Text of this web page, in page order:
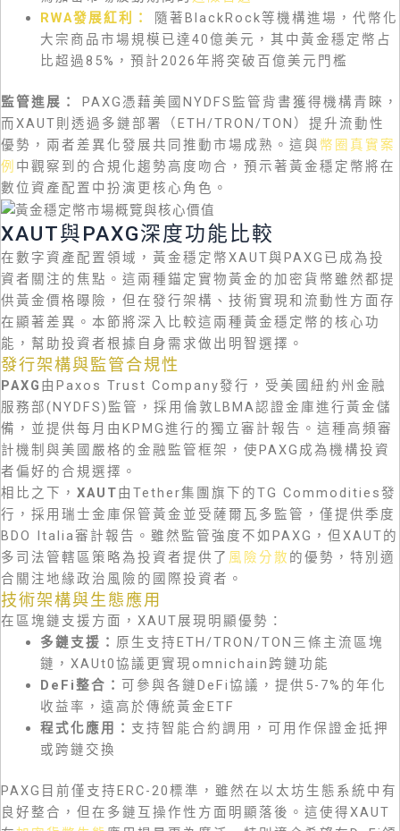
RWA發展紅利：
隨著BlackRock等機構進場，代幣化
大宗商品市場規模已達40億美元，其中黃金穩定幣占
比超過85%，預計2026年將突破百億美元門檻
監管進展：
PAXG憑藉美國NYDFS監管背書獲得機構青睞，
而XAUT則透過多鏈部署（ETH/TRON/TON）提升流動性
優勢，兩者差異化發展共同推動市場成熟。這與 幣圈真實案
例 中觀察到的合規化趨勢高度吻合，預示著黃金穩定幣將在
數位資產配置中扮演更核心角色。
XAUT與PAXG深度功能比較
在數字資產配置領域，黃金穩定幣XAUT與PAXG已成為投
資者關注的焦點。這兩種錨定實物黃金的加密貨幣雖然都提
供黃金價格曝險，但在發行架構、技術實現和流動性方面存
在顯著差異。本節將深入比較這兩種黃金穩定幣的核心功
能，幫助投資者根據自身需求做出明智選擇。
發行架構與監管合規性
PAXG 由Paxos Trust Company發行，受美國紐約州金融
服務部(NYDFS)監管，採用倫敦LBMA認證金庫進行黃金儲
備，並提供每月由KPMG進行的獨立審計報告。這種高頻審
計機制與美國嚴格的金融監管框架，使PAXG成為機構投資
者偏好的合規選擇。
相比之下， XAUT由Tether集團旗下的TG Commodities發
行，採用瑞士金庫保管黃金並受薩爾瓦多監管，僅提供季度
BDO Italia審計報告。雖然監管強度不如PAXG，但XAUT的
多司法管轄區策略為投資者提供了 風險分散 的優勢，特別適
合關注地緣政治風險的國際投資者。
技術架構與生態應用
在區塊鏈支援方面，XAUT展現明顯優勢：
多鏈支援： 原生支持ETH/TRON/TON三條主流區塊
鏈，XAUt0協議更實現omnichain跨鏈功能
DeFi整合： 可參與各鏈DeFi協議，提供5-7%的年化
收益率，遠高於傳統黃金ETF
程式化應用： 支持智能合約調用，可用作保證金抵押
或跨鏈交換
PAXG目前僅支持ERC-20標準，雖然在以太坊生態系統中有
良好整合，但在多鏈互操作性方面明顯落後。這使得XAUT